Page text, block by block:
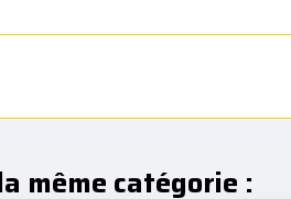
même catégorie :